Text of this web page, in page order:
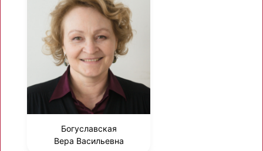
Богуславская
Вера Васильевна